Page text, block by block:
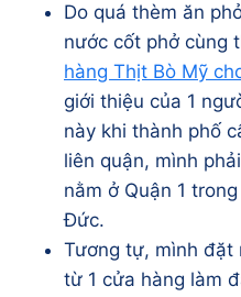
Do quá thèm ăn
nước cốt phở cùng
hàng Thịt Bò Mỹ
giới thiệu của 1
này khi thành phố
liên quận, mình
nằm ở Quận 1
Đức.
Tương tự, mình đặt
từ 1 cửa hàng làm